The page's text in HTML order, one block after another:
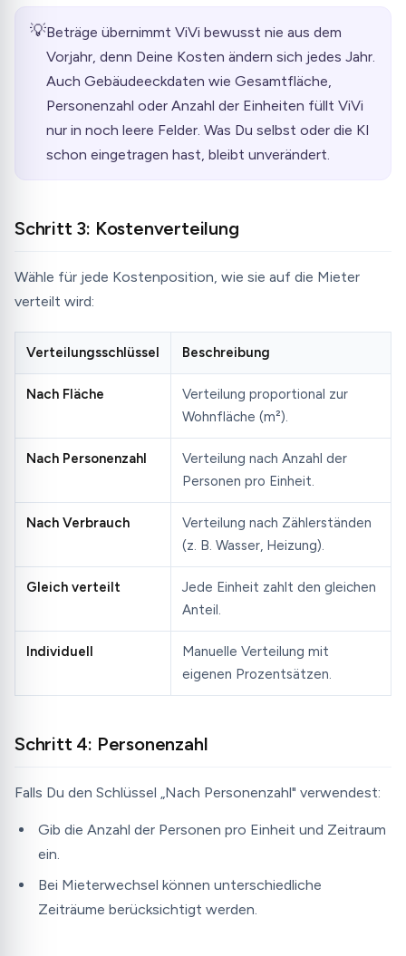
💡Beträge übernimmt ViVi bewusst nie aus dem
Vorjahr, denn Deine Kosten ändern sich jedes Jahr.
Auch Gebäudeeckdaten wie Gesamtfläche,
Personenzahl oder Anzahl der Einheiten füllt ViVi
nur in noch leere Felder. Was Du selbst oder die KI
schon eingetragen hast, bleibt unverändert.
Schritt 3: Kostenverteilung
Wähle für jede Kostenposition, wie sie auf die Mieter
verteilt wird:
Verteilungsschlüssel Beschreibung
Nach Fläche
Verteilung proportional zur
Wohnfläche (m²).
Nach Personenzahl
Verteilung nach Anzahl der
Personen pro Einheit.
Nach Verbrauch
Verteilung nach Zählerständen
(z. B. Wasser, Heizung).
Gleich verteilt
Jede Einheit zahlt den gleichen
Anteil.
Individuell
Manuelle Verteilung mit
eigenen Prozentsätzen.
Schritt 4: Personenzahl
Falls Du den Schlüssel „Nach Personenzahl" verwendest:
Gib die Anzahl der Personen pro Einheit und Zeitraum
ein.
Bei Mieterwechsel können unterschiedliche
Zeiträume berücksichtigt werden.